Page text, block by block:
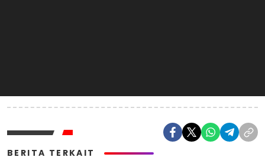
BERITA TERKAIT